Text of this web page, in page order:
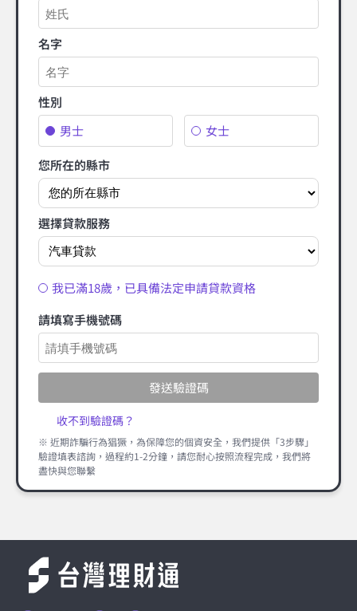
名字
性別
男士
女士
您所在的縣市
選擇貸款服務
我已滿18歲，已具備法定申請貸款資格
請填寫手機號碼
發送驗證碼
收不到驗證碼？
※ 近期詐騙行為猖獗，為保障您的個資安全，我們提供「3步驟」
驗證填表諮詢，過程約1-2分鐘，請您耐心按照流程完成，我們將
盡快與您聯繫